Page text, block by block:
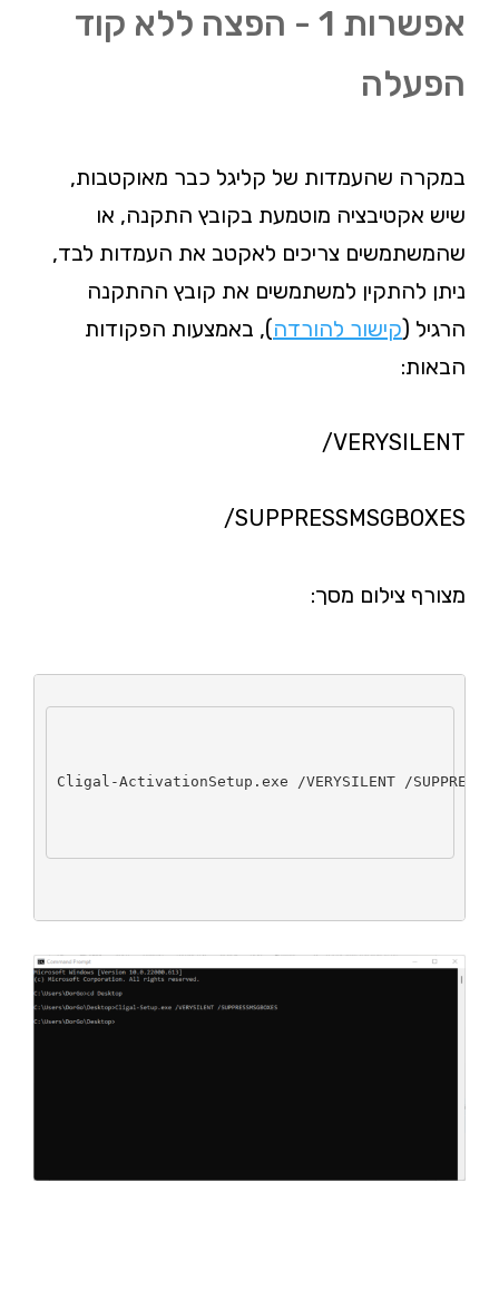
אפשרות 1 - הפצה ללא קוד
הפעלה
במקרה שהעמדות של קליגל כבר מאוקטבות,
שיש אקטיבציה מוטמעת בקובץ התקנה, או
שהמשתמשים צריכים לאקטב את העמדות לבד,
ניתן להתקין למשתמשים את קובץ ההתקנה
הרגיל (קישור להורדה), באמצעות הפקודות
הבאות:
/VERYSILENT
/SUPPRESSMSGBOXES
מצורף צילום מסך:
Cligal-ActivationSetup.exe /VERYSILENT /